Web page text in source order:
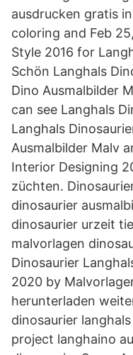
ausdrucken gratis
coloring and Feb
Style 2016 for
Schön Langhals
Dino Ausmalbilder
can see Langhals
Langhals
Ausmalbilder Malv
Interior Designing
züchten.
dinosaurier
dinosaurier urzeit
malvorlagen
Dinosaurier
2020 by
herunterladen
dinosaurier
project langhaino